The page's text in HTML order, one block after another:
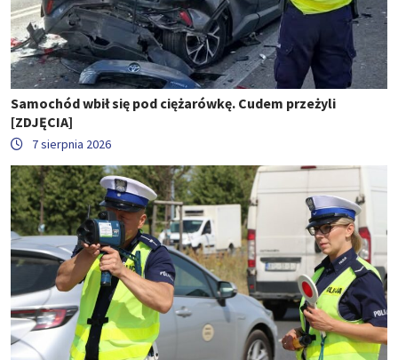
Samochód wbił się pod ciężarówkę. Cudem przeżyli
[ZDJĘCIA]
7 sierpnia 2026